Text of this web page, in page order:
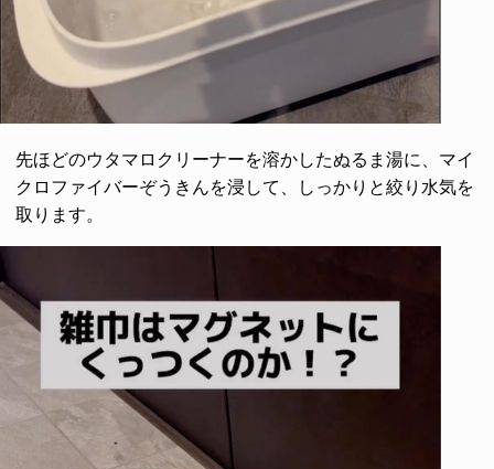
先ほどのウタマロクリーナーを溶かしたぬるま湯に、マイ
クロファイバーぞうきんを浸して、しっかりと絞り水気を
取ります。